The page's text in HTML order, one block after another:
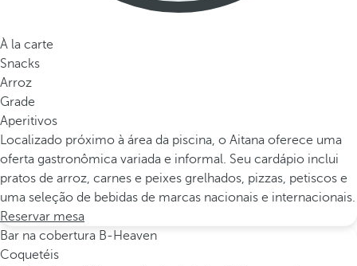
À la carte
Snacks
Arroz
Grade
Aperitivos
Localizado próximo à área da piscina, o Aitana oferece uma
oferta gastronômica variada e informal. Seu cardápio inclui
pratos de arroz, carnes e peixes grelhados, pizzas, petiscos e
uma seleção de bebidas de marcas nacionais e internacionais.
Reservar mesa
Bar na cobertura B-Heaven
Coquetéis